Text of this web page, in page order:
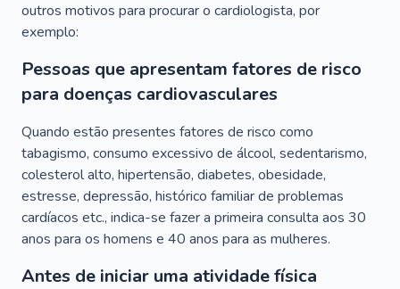
outros motivos para procurar o cardiologista, por
exemplo:
Pessoas que apresentam fatores de risco
para doenças cardiovasculares
Quando estão presentes fatores de risco como
tabagismo, consumo excessivo de álcool, sedentarismo,
colesterol alto, hipertensão, diabetes, obesidade,
estresse, depressão, histórico familiar de problemas
cardíacos etc., indica-se fazer a primeira consulta aos 30
anos para os homens e 40 anos para as mulheres.
Antes de iniciar uma atividade física